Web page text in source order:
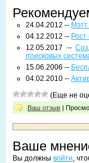
24.04.2012 --
04.12.2012 --
12.05.2017 --
поисковых
15.06.2006 --
04.02.2010 --
(Еще не
Ваш отзыв |
Ваше
Вы должны войти,